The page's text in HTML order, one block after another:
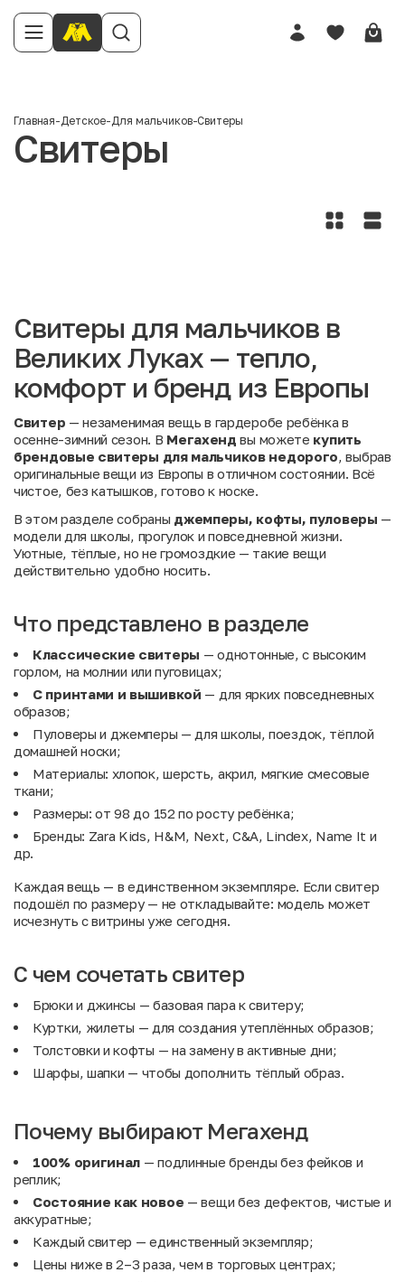
Главная-Детское-Для мальчиков-Свитеры
Свитеры
Свитеры для мальчиков в
Великих Луках — тепло,
комфорт и бренд из Европы
Свитер — незаменимая вещь в гардеробе ребёнка в
осенне-зимний сезон. В Мегахенд вы можете купить
брендовые свитеры для мальчиков недорого, выбрав
оригинальные вещи из Европы в отличном состоянии. Всё
чистое, без катышков, готово к носке.
В этом разделе собраны джемперы, кофты, пуловеры —
модели для школы, прогулок и повседневной жизни.
Уютные, тёплые, но не громоздкие — такие вещи
действительно удобно носить.
Что представлено в разделе
Классические свитеры — однотонные, с высоким
горлом, на молнии или пуговицах;
С принтами и вышивкой — для ярких повседневных
образов;
Пуловеры и джемперы — для школы, поездок, тёплой
домашней носки;
Материалы: хлопок, шерсть, акрил, мягкие смесовые
ткани;
Размеры: от 98 до 152 по росту ребёнка;
Бренды: Zara Kids, H&M, Next, C&A, Lindex, Name It и
др.
Каждая вещь — в единственном экземпляре. Если свитер
подошёл по размеру — не откладывайте: модель может
исчезнуть с витрины уже сегодня.
С чем сочетать свитер
Брюки и джинсы — базовая пара к свитеру;
Куртки, жилеты — для создания утеплённых образов;
Толстовки и кофты — на замену в активные дни;
Шарфы, шапки — чтобы дополнить тёплый образ.
Почему выбирают Мегахенд
100% оригинал — подлинные бренды без фейков и
реплик;
Состояние как новое — вещи без дефектов, чистые и
аккуратные;
Каждый свитер — единственный экземпляр;
Цены ниже в 2–3 раза, чем в торговых центрах;